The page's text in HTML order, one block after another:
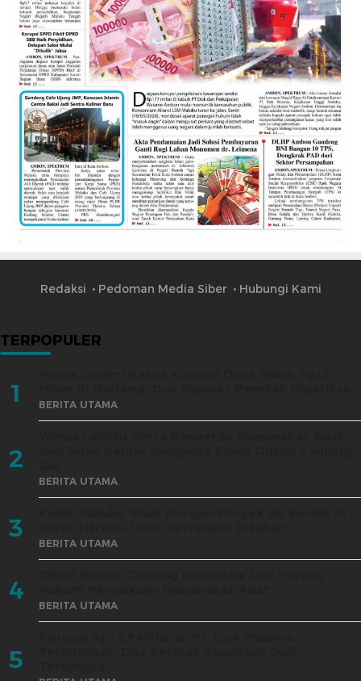
Redaksi Pedoman Media Siber Hubungi Kami
TERPOPULER
1 BERITA UTAMA
2
BERITA UTAMA
3 BERITA UTAMA
4 BERITA UTAMA
5